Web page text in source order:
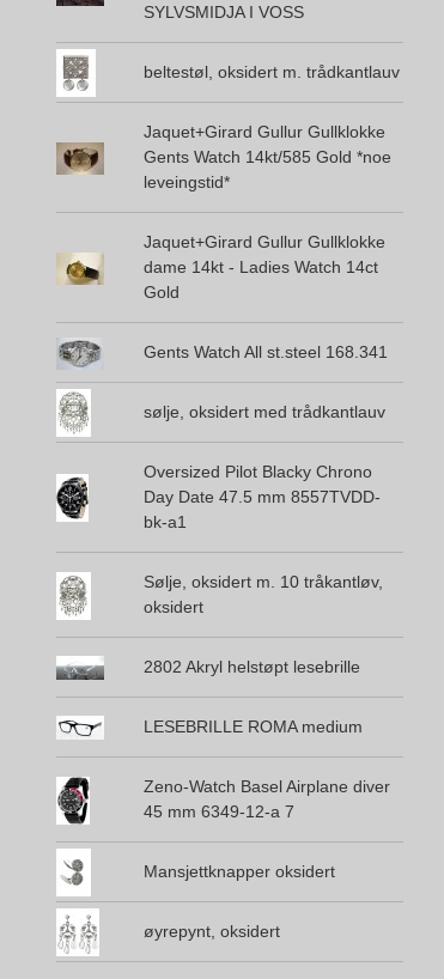
SYLVSMIDJA I VOSS
beltestøl, oksidert m. trådkantlauv
Jaquet+Girard Gullur Gullklokke
Gents Watch 14kt/585 Gold *noe
leveingstid*
Jaquet+Girard Gullur Gullklokke
dame 14kt - Ladies Watch 14ct
Gold
Gents Watch All st.steel 168.341
sølje, oksidert med trådkantlauv
Oversized Pilot Blacky Chrono
Day Date 47.5 mm 8557TVDD-
bk-a1
Sølje, oksidert m. 10 tråkantløv,
oksidert
2802 Akryl helstøpt lesebrille
LESEBRILLE ROMA medium
Zeno-Watch Basel Airplane diver
45 mm 6349-12-a 7
Mansjettknapper oksidert
øyrepynt, oksidert